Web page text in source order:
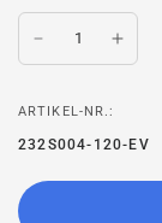
ARTIKEL-NR.:
232S004-120-EV